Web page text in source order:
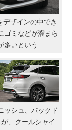
デザインの中でき
ゴミなどが溜まら
多いという
ッシュ、バックド
、クールシャイ